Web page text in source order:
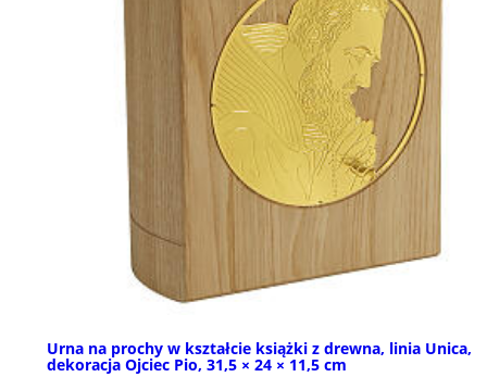
Urna na prochy w kształcie książki z drewna, linia Unica,
dekoracja Ojciec Pio, 31,5 × 24 × 11,5 cm